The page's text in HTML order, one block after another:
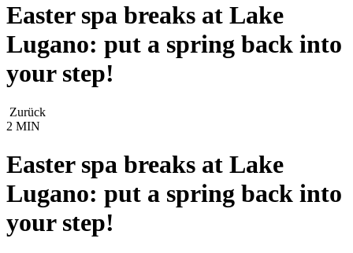
Easter spa breaks at Lake
Lugano: put a spring back into
your step!
Zurück
2 MIN
Easter spa breaks at Lake
Lugano: put a spring back into
your step!